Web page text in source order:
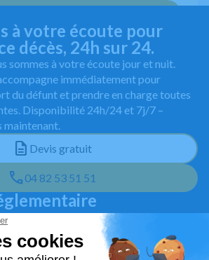
à votre écoute pour
décès, 24h sur 24.
sommes à votre écoute jour et nuit.
immédiatement pour
du défunt et prendre en charge toutes
Disponibilité 24h/24 et 7j/7 –
maintenant.
Devis gratuit
04 82 53 51 51
des données personnelles
des cookies